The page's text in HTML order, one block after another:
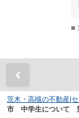
茨木・高槻の不動産|
市 中学生について